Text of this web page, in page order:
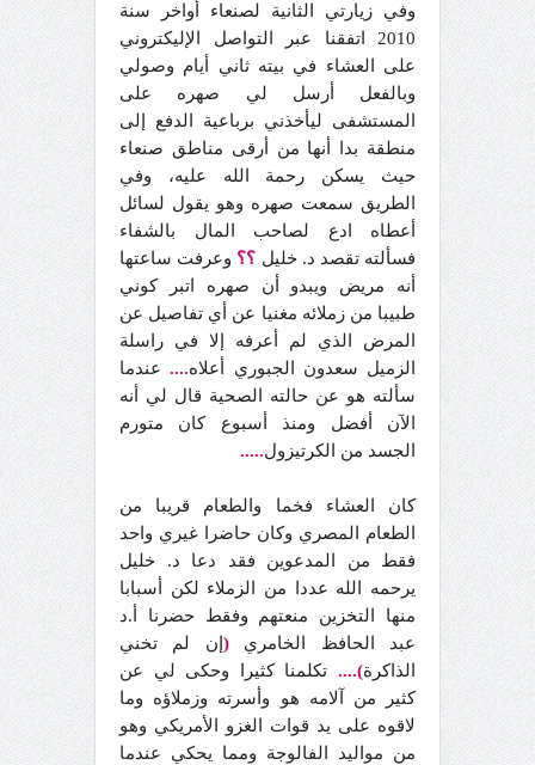
وفي زيارتي الثانية لصنعاء أواخر سنة
2010 اتفقنا عبر التواصل الإليكتروني
على العشاء في بيته ثاني أيام وصولي
وبالفعل أرسل لي صهره على
المستشفى ليأخذني برباعية الدفع إلى
منطقة بدا أنها من أرقى مناطق صنعاء
حيث يسكن رحمة الله عليه، وفي
الطريق سمعت صهره وهو يقول لسائل
أعطاه ادع لصاحب المال بالشفاء
فسألته تقصد د. خليل ؟؟ وعرفت ساعتها
أنه مريض ويبدو أن صهره اتبر كوني
طبيبا من زملائه مغنيا عن أي تفاصيل عن
المرض الذي لم أعرفه إلا في راسلة
الزميل سعدون الجبوري أعلاه....عندما
سألته هو عن حالته الصحية قال لي أنه
الآن أفضل ومنذ أسبوع كان متورم
الجسد من الكرتيزول.....
كان العشاء فخما والطعام قريبا من
الطعام المصري وكان حاضرا غيري واحد
فقط من المدعوين فقد دعا د. خليل
يرحمه الله عددا من الزملاء لكن أسبابا
منها التخزين منعتهم وفقط حضرنا أ.د
عبد الحافظ الخامري( إن لم تخني
الذاكرة).... تكلمنا كثيرا وحكى لي عن
كثير من آلامه هو وأسرته وزملاؤه وما
لاقوه على يد قوات الغزو الأمريكي وهو
من مواليد الفالوجة ومما يحكي عندما